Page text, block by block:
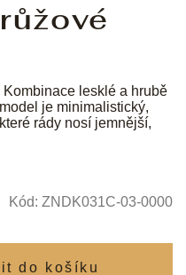
lesklé a hrubě
je minimalistický,
rády nosí jemnější,
Kód: ZNDK031C-03-0000